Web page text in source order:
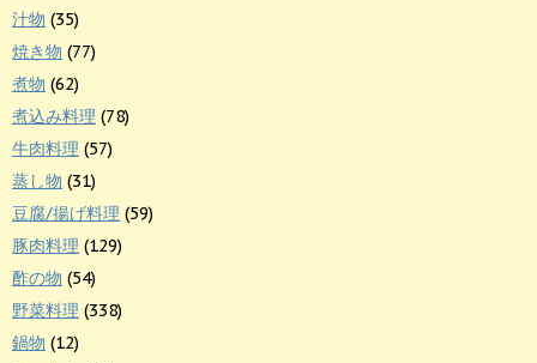
汁物 (35)
焼き物 (77)
煮物 (62)
煮込み料理 (78)
牛肉料理 (57)
蒸し物 (31)
豆腐/揚げ料理 (59)
豚肉料理 (129)
酢の物 (54)
野菜料理 (338)
鍋物 (12)